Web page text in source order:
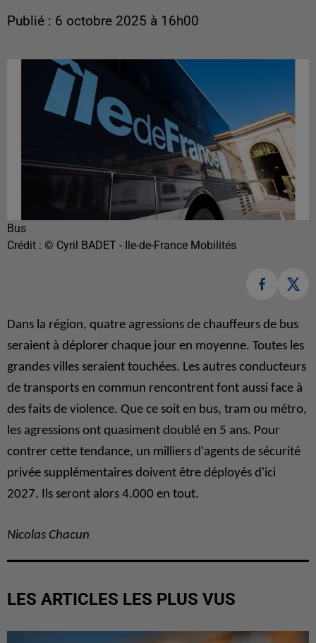
Publié : 6 octobre 2025 à 16h00
Bus
Crédit : © Cyril BADET - Ile-de-France Mobilités
Dans la région, quatre agressions de chauffeurs de bus
seraient à déplorer chaque jour en moyenne. Toutes les
grandes villes seraient touchées. Les autres conducteurs
de transports en commun rencontrent font aussi face à
des faits de violence. Que ce soit en bus, tram ou métro,
les agressions ont quasiment doublé en 5 ans. Pour
contrer cette tendance, un milliers d'agents de sécurité
privée supplémentaires doivent être déployés d'ici
2027. Ils seront alors 4.000 en tout.
Nicolas Chacun
LES ARTICLES LES PLUS VUS